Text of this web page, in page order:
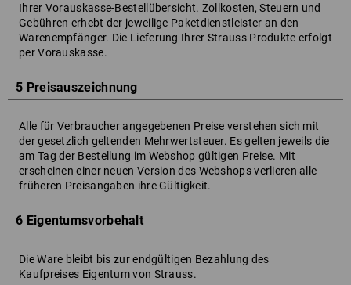
Ihrer Vorauskasse-Bestellübersicht. Zollkosten, Steuern und
Gebühren erhebt der jeweilige Paketdienstleister an den
Warenempfänger. Die Lieferung Ihrer Strauss Produkte erfolgt
per Vorauskasse.
5 Preisauszeichnung
Alle für Verbraucher angegebenen Preise verstehen sich mit
der gesetzlich geltenden Mehrwertsteuer. Es gelten jeweils die
am Tag der Bestellung im Webshop gültigen Preise. Mit
erscheinen einer neuen Version des Webshops verlieren alle
früheren Preisangaben ihre Gültigkeit.
6 Eigentumsvorbehalt
Die Ware bleibt bis zur endgültigen Bezahlung des
Kaufpreises Eigentum von Strauss.